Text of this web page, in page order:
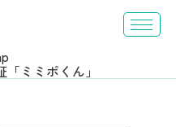
ミミポくん」